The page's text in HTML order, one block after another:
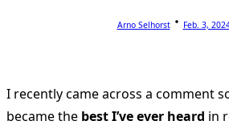
Arno Selhorst Feb. 3,
I recently came across a comment
became the best I’ve ever heard in